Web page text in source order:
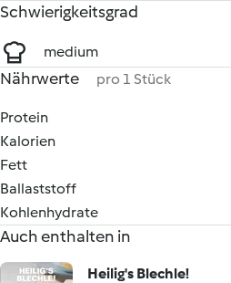
Schwierigkeitsgrad
medium
Nährwerte pro 1 Stück
Protein
Kalorien
Fett
Ballaststoff
Kohlenhydrate
Auch enthalten in
Heilig's Blechle!